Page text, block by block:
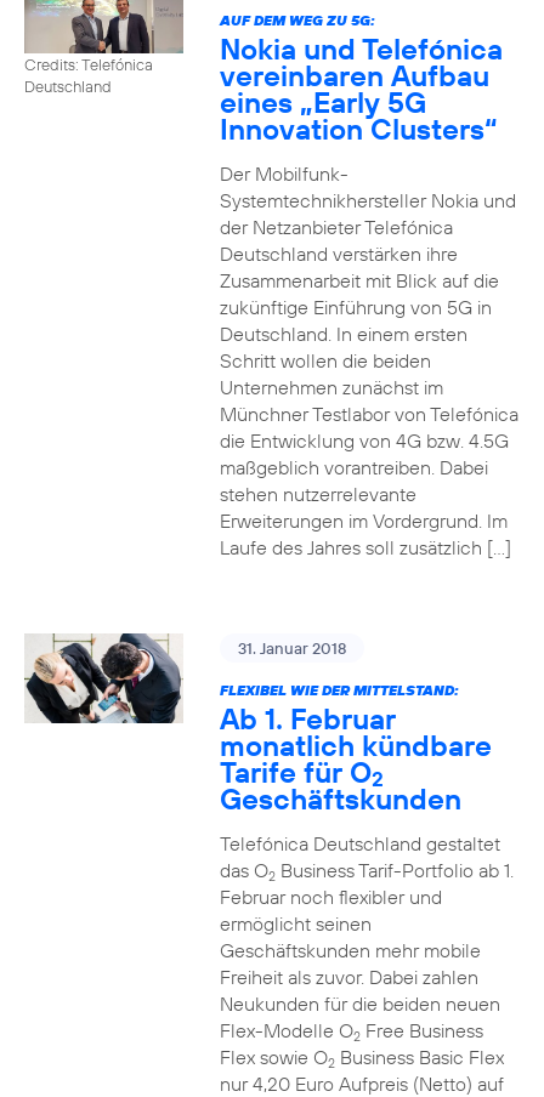
Credits: Telefónica
Deutschland
AUF DEM WEG ZU 5G:
Nokia und Telefónica
vereinbaren Aufbau
eines „Early 5G
Innovation Clusters“
Der Mobilfunk-
Systemtechnikhersteller Nokia und
der Netzanbieter Telefónica
Deutschland verstärken ihre
Zusammenarbeit mit Blick auf die
zukünftige Einführung von 5G in
Deutschland. In einem ersten
Schritt wollen die beiden
Unternehmen zunächst im
Münchner Testlabor von Telefónica
die Entwicklung von 4G bzw. 4.5G
maßgeblich vorantreiben. Dabei
stehen nutzerrelevante
Erweiterungen im Vordergrund. Im
Laufe des Jahres soll zusätzlich […]
31. Januar 2018
FLEXIBEL WIE DER MITTELSTAND:
Ab 1. Februar
monatlich kündbare
Tarife für O2
Geschäftskunden
Telefónica Deutschland gestaltet
das O2Business Tarif-Portfolio ab 1.
Februar noch flexibler und
ermöglicht seinen
Geschäftskunden mehr mobile
Freiheit als zuvor. Dabei zahlen
Neukunden für die beiden neuen
Flex-Modelle O2Free Business
Flex sowie O2Business Basic Flex
nur 4,20 Euro Aufpreis (Netto) auf